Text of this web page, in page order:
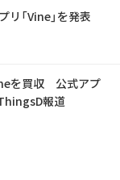
「Vine」を発表
を買収 公式アプ
報道